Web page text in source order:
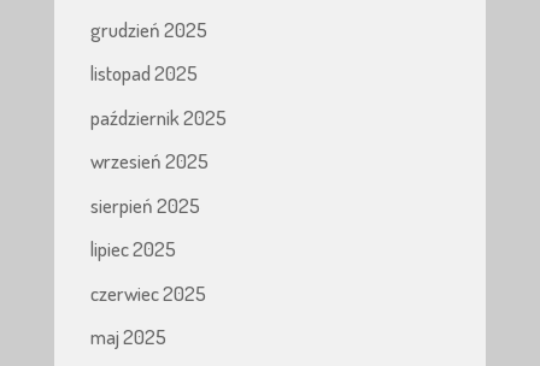
grudzień 2025
listopad 2025
październik 2025
wrzesień 2025
sierpień 2025
lipiec 2025
czerwiec 2025
maj 2025